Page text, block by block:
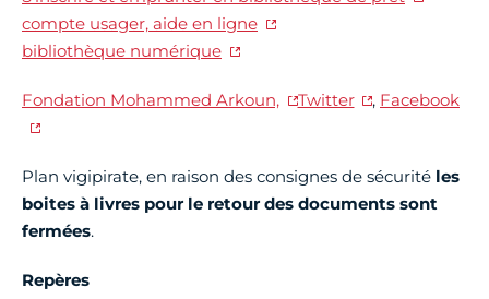
compte usager, aide en ligne
bibliothèque numérique
Fondation Mohammed Arkoun, Twitter , Facebook
Plan vigipirate, en raison des consignes de sécurité les
boites à livres pour le retour des documents sont
fermées.
Repères